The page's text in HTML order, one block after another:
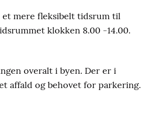
mere fleksibelt tidsrum til
klokken 8.00 -14.00.
overalt i byen. Der er i
affald og behovet for parkering.